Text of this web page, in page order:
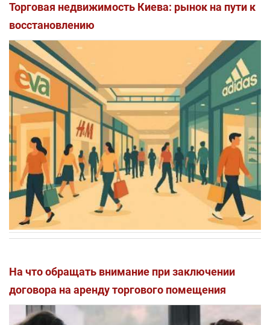
Торговая недвижимость Киева: рынок на пути к
восстановлению
На что обращать внимание при заключении
договора на аренду торгового помещения